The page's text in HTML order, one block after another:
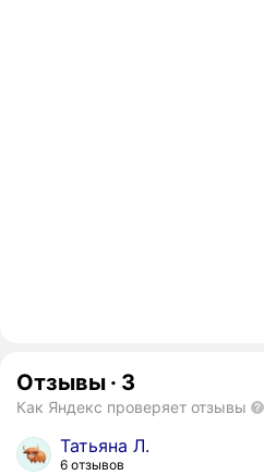
Отзывы · 3
Как Яндекс проверяет отзывы
Татьяна Л.
6 отзывов